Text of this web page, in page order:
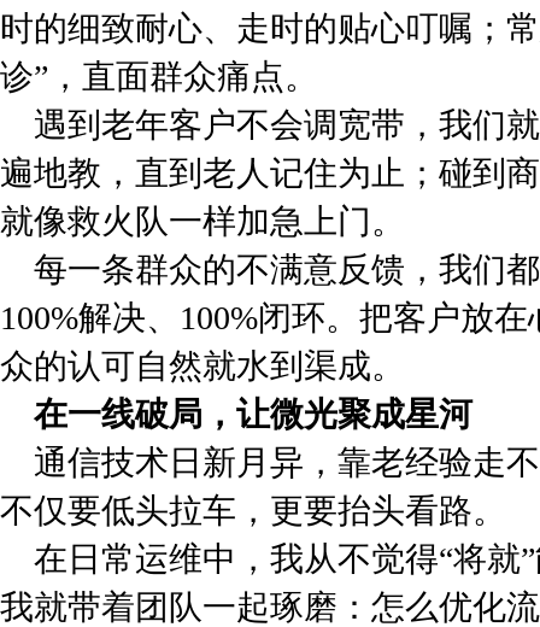
时的细致耐心、走时的贴心叮嘱；
诊”，直面群众痛点。
遇到老年客户不会调宽带，我们
遍地教，直到老人记住为止；碰到
就像救火队一样加急上门。
每一条群众的不满意反馈，我们
100%解决、100%闭环。把客户放
众的认可自然就水到渠成。
在一线破局，让微光聚成星河
通信技术日新月异，靠老经验走
不仅要低头拉车，更要抬头看路。
在日常运维中，我从不觉得“将就
我就带着团队一起琢磨：怎么优化